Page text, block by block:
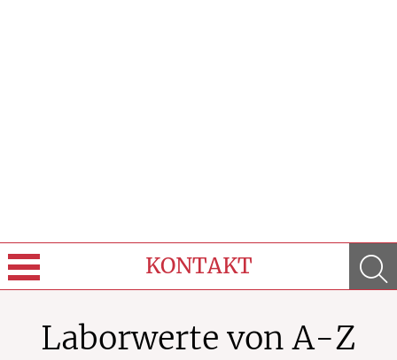
KONTAKT
Laborwerte von A-Z